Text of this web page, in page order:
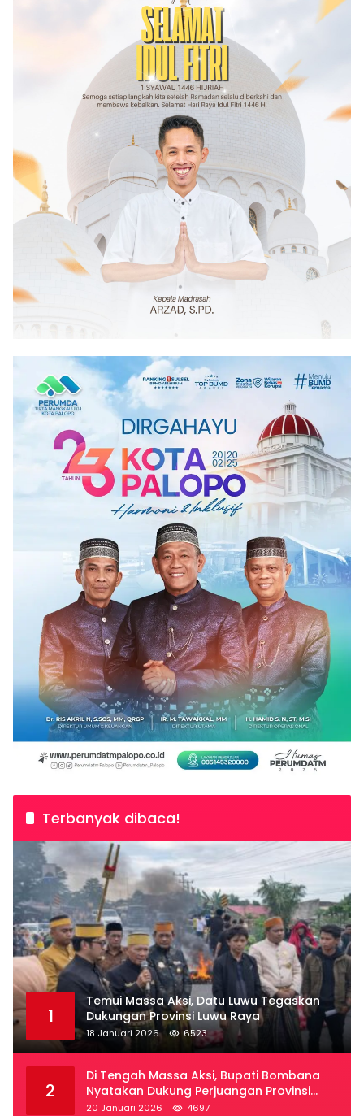
Terbanyak dibaca!
1
Temui Massa Aksi, Datu Luwu Tegaskan
Dukungan Provinsi Luwu Raya
18 Januari 2026 6523
2
Di Tengah Massa Aksi, Bupati Bombana
Nyatakan Dukung Perjuangan Provinsi
Luwu Raya
20 Januari 2026 4697